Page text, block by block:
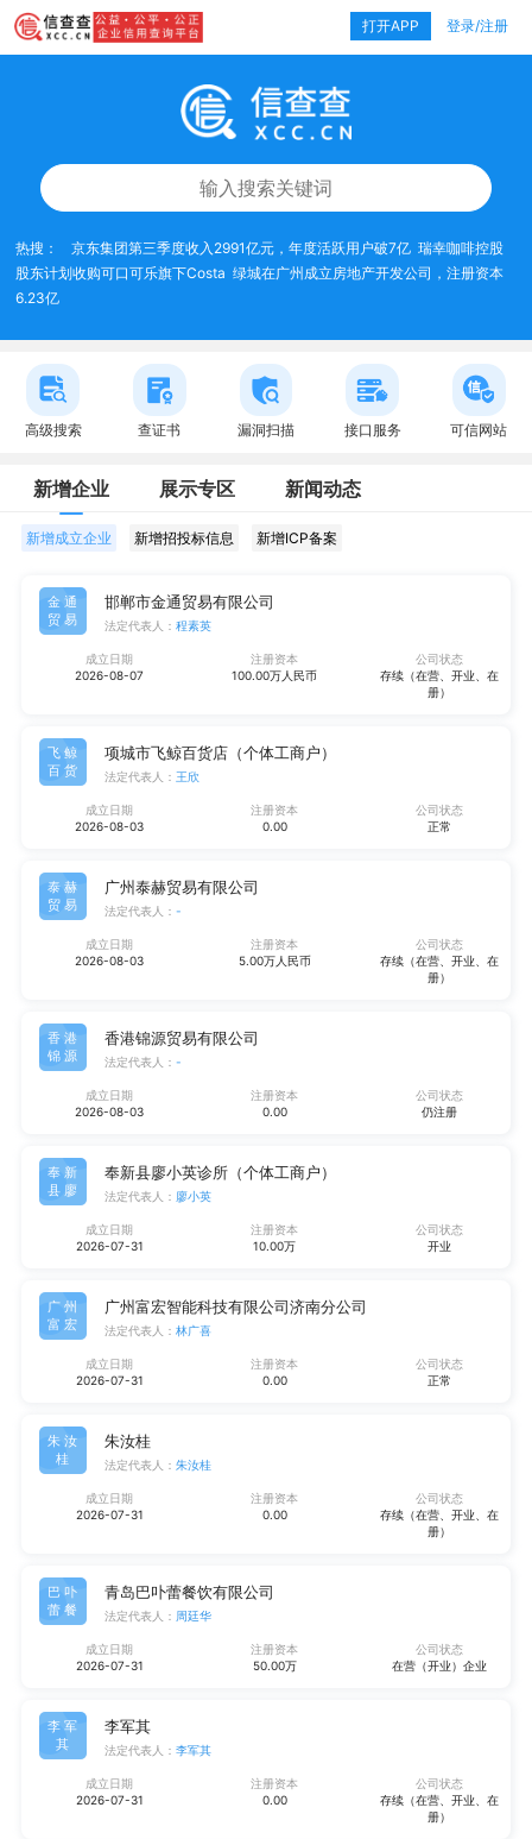
打开APP 登录/注册
热搜： 京东集团第三季度收入2991亿元，年度活跃用户破7亿 瑞幸咖啡控股
股东计划收购可口可乐旗下Costa 绿城在广州成立房地产开发公司，注册资本
6.23亿
高级搜索 查证书 漏洞扫描 接口服务 可信网站
新增企业 展示专区 新闻动态
新增成立企业 新增招投标信息 新增ICP备案
金通
贸易
邯郸市金通贸易有限公司
法定代表人： 程素英
成立日期
2026-08-07
注册资本
100.00万人民币
公司状态
存续（在营、开业、在
册）
飞鲸
百货
项城市飞鲸百货店（个体工商户）
法定代表人： 王欣
成立日期
2026-08-03
注册资本
0.00
公司状态
正常
泰赫
贸易
广州泰赫贸易有限公司
法定代表人： -
成立日期
2026-08-03
注册资本
5.00万人民币
公司状态
存续（在营、开业、在
册）
香港
锦源
香港锦源贸易有限公司
法定代表人： -
成立日期
2026-08-03
注册资本
0.00
公司状态
仍注册
奉新
县廖
奉新县廖小英诊所（个体工商户）
法定代表人： 廖小英
成立日期
2026-07-31
注册资本
10.00万
公司状态
开业
广州
富宏
广州富宏智能科技有限公司济南分公司
法定代表人： 林广喜
成立日期
2026-07-31
注册资本
0.00
公司状态
正常
朱汝
桂
朱汝桂
法定代表人： 朱汝桂
成立日期
2026-07-31
注册资本
0.00
公司状态
存续（在营、开业、在
册）
巴卟
蕾餐
青岛巴卟蕾餐饮有限公司
法定代表人： 周廷华
成立日期
2026-07-31
注册资本
50.00万
公司状态
在营（开业）企业
李军
其
李军其
法定代表人： 李军其
成立日期
2026-07-31
注册资本
0.00
公司状态
存续（在营、开业、在
册）